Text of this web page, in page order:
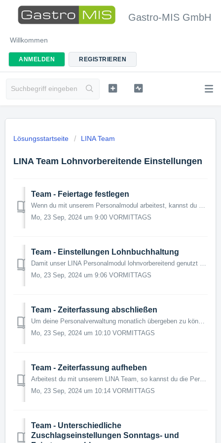
Gastro-MIS GmbH
Willkommen
ANMELDEN REGISTRIEREN
Lösungsstartseite LINA Team
LINA Team Lohnvorbereitende Einstellungen
Team - Feiertage festlegen
Wenn du mit unserem Personalmodul arbeitest, kannst du bei deinen Mitarbeitern einen Feiertagszuschlag hinterlegen. Hierfür musst du zusätzlich zu den Einst...
Mo, 23 Sep, 2024 um 9:00 VORMITTAGS
Team - Einstellungen Lohnbuchhaltung
Damit unser LINA Personalmodul lohnvorbereitend genutzt werden kann, müssen vorher einige Einstellungen getroffen werden. Dies sind zum einen die Lohnarten...
Mo, 23 Sep, 2024 um 9:06 VORMITTAGS
Team - Zeiterfassung abschließen
Um deine Personalverwaltung monatlich übergeben zu können, muss die Zeiterfassung monatlich abgeschlossen werden. Benötigtes Modul: LINA Team Benötig...
Mo, 23 Sep, 2024 um 10:10 VORMITTAGS
Team - Zeiterfassung aufheben
Arbeitest du mit unserem LINA Team, so kannst du die Personalverwaltung darüber abbilden. Damit schließt du auch monatlich die Zeiterfassung ab, um den vora...
Mo, 23 Sep, 2024 um 10:14 VORMITTAGS
Team - Unterschiedliche
Zuschlagseinstellungen Sonntags- und